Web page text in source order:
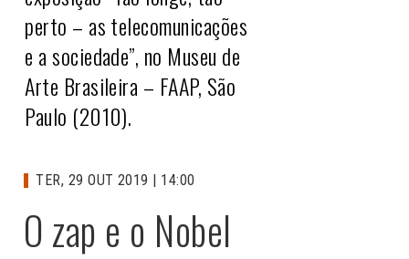
perto – as telecomunicações
e a sociedade”, no Museu de
Arte Brasileira – FAAP, São
Paulo (2010).
O zap e o Nobel
TER, 29 OUT 2019 | 14:00